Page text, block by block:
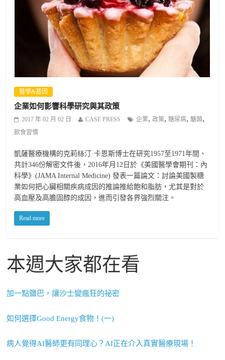
醫學&基因
企業如何影響科學研究與其政策
2017 年 02 月 02 日 CASE PRESS 企業,政策,糖尿病,醣類,
飲食習慣
凱薩醫療機構的克莉絲汀·卡恩斯博士在研究1957至1971年間、
共計346份解密文件後，2016年月12日於《美國醫學會期刊：內
科學》(JAMA Internal Medicine) 發表一篇論文：討論美國製糖
業如何把心臟相關疾病成因的推論推給飽和脂肪，尤其是對於
高血壓及高膽固醇的成因，進而引發各界強烈關注。
Read more
本週大家都在看
加一點鹽巴，讓沙士變瘋狂的祕密
如何選擇Good Energy食物！(一)
病人覺得AI醫師更有同理心？AI正在介入真實醫療現場！